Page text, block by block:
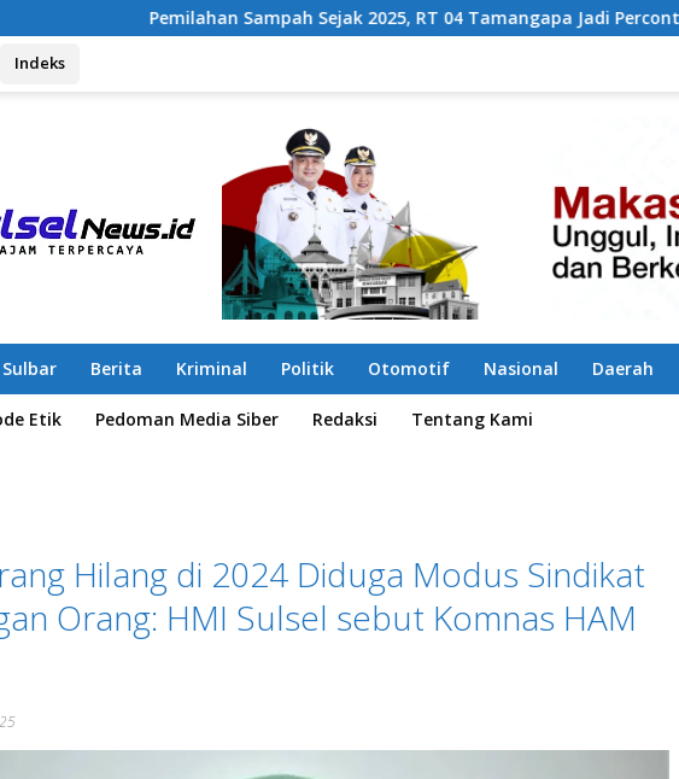
Sampah Sejak 2025, RT 04 Tamangapa Jadi Percontohan Berbasis
Indeks
Berita Kriminal Politik Otomotif Nasional Daerah
Etik Pedoman Media Siber Redaksi Tentang Kami
Hilang di 2024 Diduga Modus Sindikat
Orang: HMI Sulsel sebut Komnas HAM